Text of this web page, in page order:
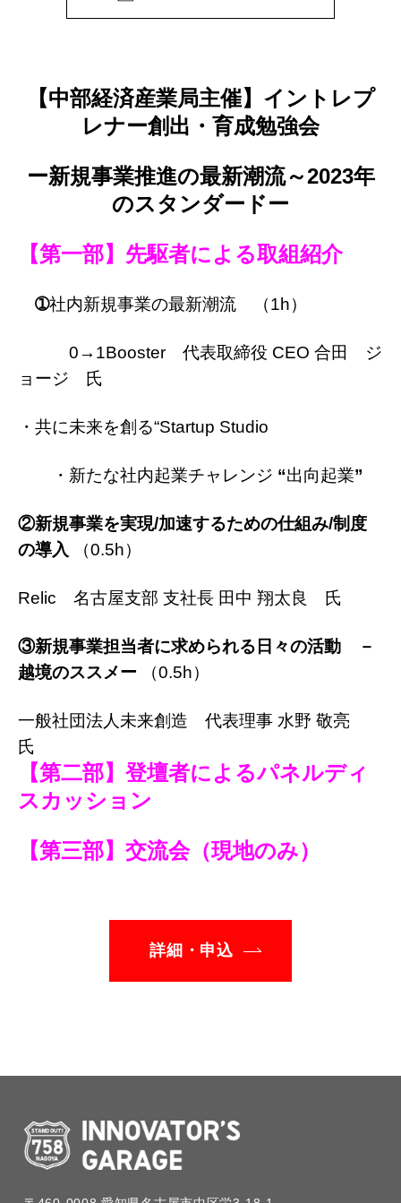
【中部経済産業局主催】イントレプ
レナー創出・育成勉強会
ー新規事業推進の最新潮流～2023年
のスタンダードー
【第一部】先駆者による取組紹介
➀社内新規事業の最新潮流 （1h）
0→1Booster 代表取締役 CEO 合田 ジ
ョージ 氏
・共に未来を創る“Startup Studio
・新たな社内起業チャレンジ “出向起業”
②新規事業を実現/加速するための仕組み/制度
の導入
（0.5h）
Relic 名古屋支部 支社長 田中 翔太良 氏
③新規事業担当者に求められる日々の活動 －
越境のススメー （0.5h）
一般社団法人未来創造 代表理事 水野 敬亮
氏
【第二部】登壇者によるパネルディ
スカッション
【第三部】交流会（現地のみ）
詳細・申込